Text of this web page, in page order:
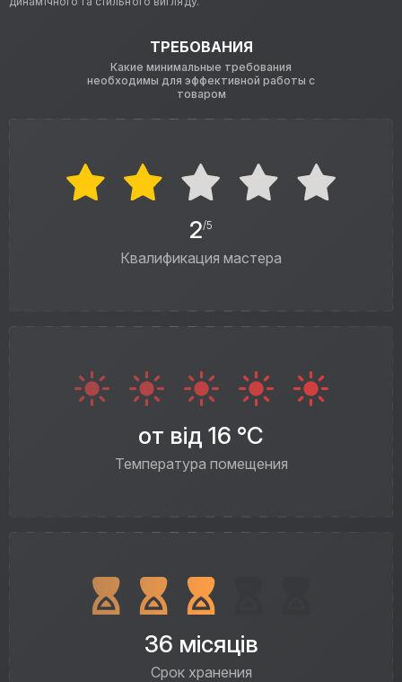
ТРЕБОВАНИЯ
Какие минимальные требования
необходимы для эффективной работы с
товаром
2/5
Квалификация мастера
от від 16 °C
Температура помещения
36 місяців
Срок хранения